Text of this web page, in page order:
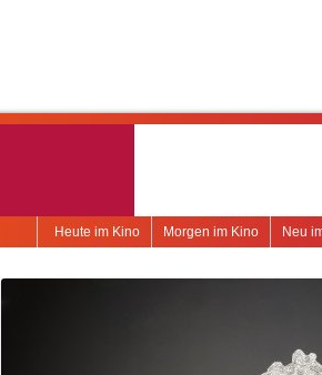
Neu
Morgen im Kino
Heute im Kino